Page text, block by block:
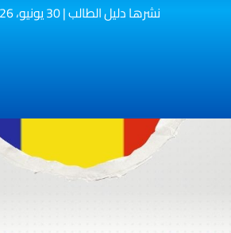
نشرها دليل الطالب|30 يونيو، 2026